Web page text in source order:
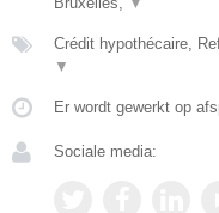
Crédit hypothécaire,
▼
Er wordt gewerkt op
Sociale media: